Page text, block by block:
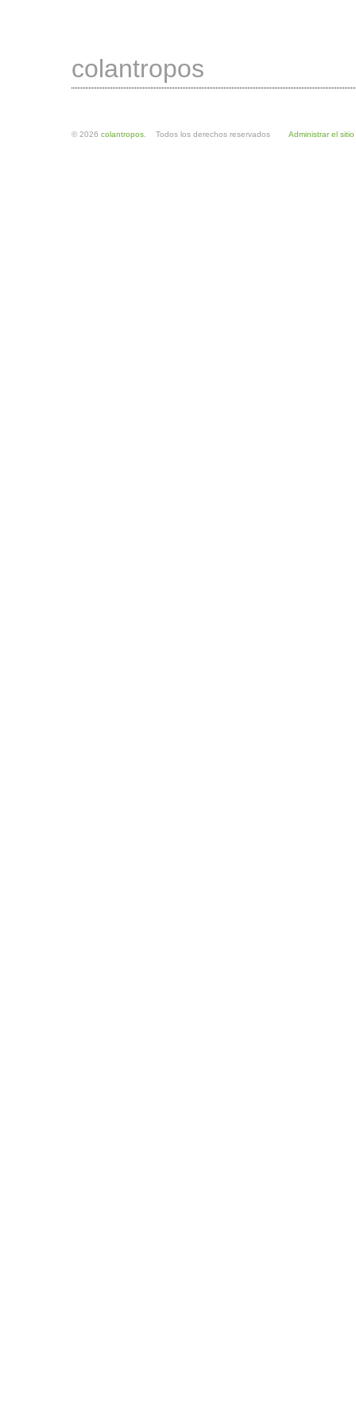
colantropos
© 2026 colantropos . Todos los derechos reservados Administrar el sitio